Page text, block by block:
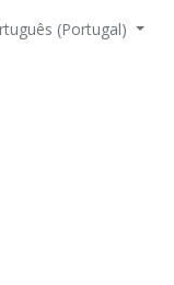
(Portugal)